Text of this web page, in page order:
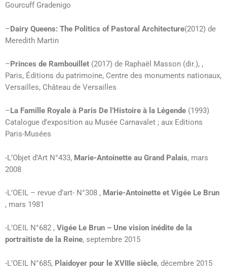
Gourcuff Gradenigo
–Dairy Queens: The Politics of Pastoral Architecture(2012) de
Meredith Martin
–Princes de Rambouillet (2017) de Raphaël Masson (dir.), ,
Paris, Éditions du patrimoine, Centre des monuments nationaux,
Versailles, Château de Versailles
– La Famille Royale à Paris De l’Histoire à la Légende (1993)
Catalogue d’exposition au Musée Carnavalet ; aux Editions
Paris-Musées
-L’Objet d’Art N°433, Marie-Antoinette au Grand Palais, mars
2008
-L’OEIL – revue d’art- N°308 , Marie-Antoinette et Vigée Le Brun
, mars 1981
-L’OEIL N°682 , Vigée Le Brun – Une vision inédite de la
portraitiste de la Reine, septembre 2015
-L’OEIL N°685, Plaidoyer pour le XVIIIe siècle, décembre 2015